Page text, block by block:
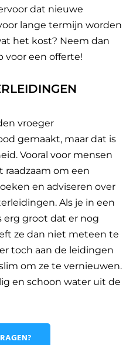
dat nieuwe
lange termijn worden
het kost? Neem dan
voor een offerte!
vroeger
gemaakt, maar dat is
Vooral voor mensen
raadzaam om een
en adviseren over
Als je in een
erg groot dat er nog
ze dan niet meteen te
toch aan de leidingen
om ze te vernieuwen.
en schoon water uit de